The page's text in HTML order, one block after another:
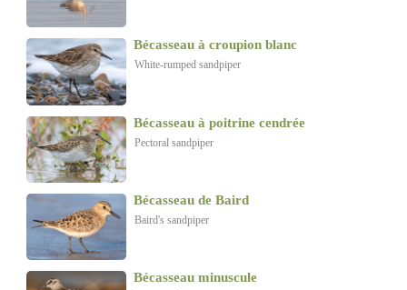
Bécasseau à croupion blanc
White-rumped sandpiper
Bécasseau à poitrine cendrée
Pectoral sandpiper
Bécasseau de Baird
Baird's sandpiper
Bécasseau minuscule